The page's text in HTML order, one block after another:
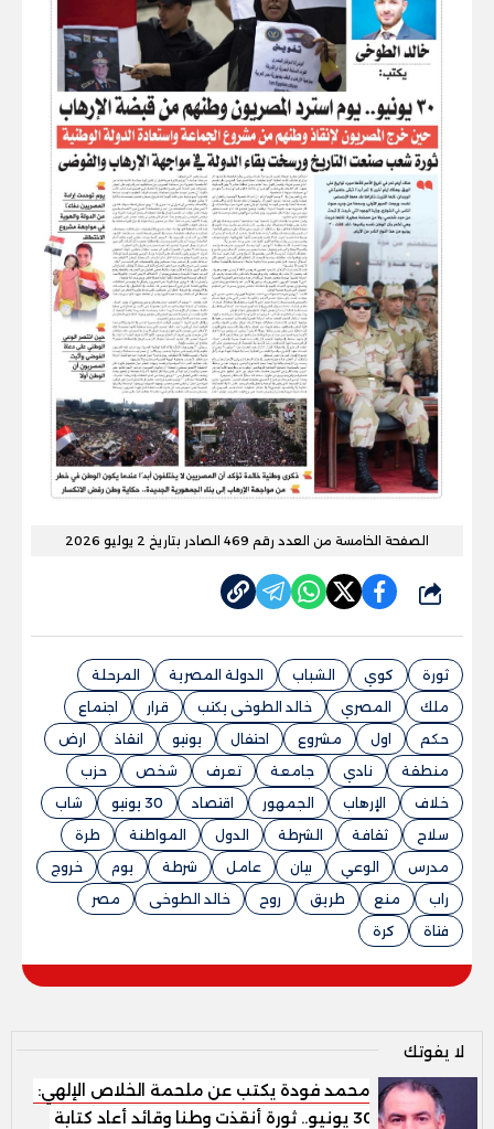
الصفحة الخامسة من العدد رقم 469 الصادر بتاريخ 2 يوليو 2026
شارك
ثورة كوي الشباب الدولة المصرية
المرحلة
ملك
المصري خالد الطوخى يكتب قرار
اجتماع
حكم
اول مشروع احتفال يونيو انقاذ
ارض
منطقة
نادي جامعة تعرف شخص
حزب
خلاف
الإرهاب الجمهور اقتصاد 30 يونيو
شاب
سلاح
ثقافة الشرطة الدول المواطنة
طرة
مدرس
الوعي بيان عامل شرطة يوم
خروج
راب
منع طريق روح خالد الطوخى
مصر
فتاة
كرة
لا يفوتك
محمد فودة يكتب عن ملحمة الخلاص الإلهي:
30 يونيو.. ثورة أنقذت وطنا وقائد أعاد كتابة